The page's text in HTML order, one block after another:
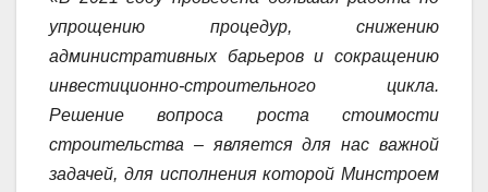
упрощению процедур, снижению
административных барьеров и сокращению
инвестиционно-строительного цикла.
Решение вопроса роста стоимости
строительства – является для нас важной
задачей, для исполнения которой Минстроем